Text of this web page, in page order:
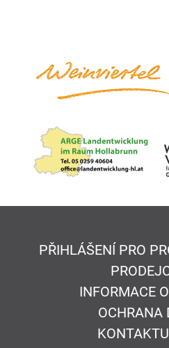
PŘIHLÁŠENÍ PRO
INFORMACE
OCHRANA